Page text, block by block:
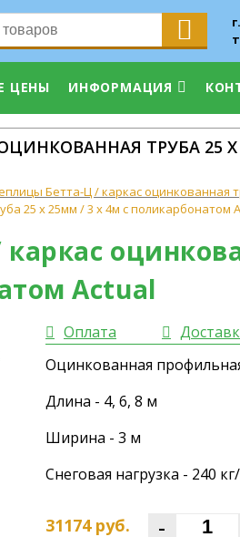
ЦЕНЫ ИНФОРМАЦИЯ
ТРУБА 25
Бетта-Ц / каркас оцинкованная
25 х 25мм / 3 х 4м с поликарбонатом
Actual
Оплата
Оцинкованная
Длина - 4, 6, 8 м
Ширина - 3 м
Снеговая нагрузка - 240
31174руб. -